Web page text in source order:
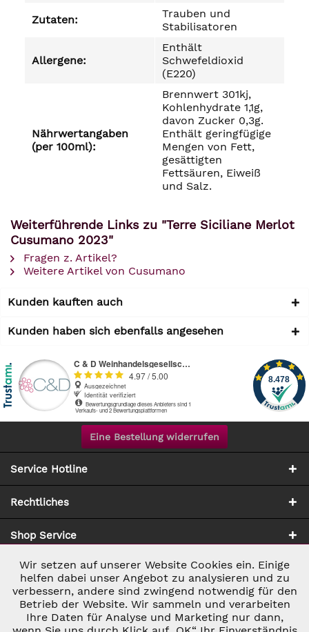
Zutaten:
Trauben und
Stabilisatoren
Allergene:
Enthält
Schwefeldioxid
(E220)
Nährwertangaben
(per 100ml):
Brennwert 301kj,
Kohlenhydrate 1,1g,
davon Zucker 0,3g.
Enthält geringfügige
Mengen von Fett,
gesättigten
Fettsäuren, Eiweiß
und Salz.
Weiterführende Links zu "Terre Siciliane Merlot
Cusumano 2023"
Fragen z. Artikel?
Weitere Artikel von Cusumano
Kunden kauften auch
Kunden haben sich ebenfalls angesehen
Eine Bestellung widerrufen
Service Hotline
Rechtliches
Shop Service
Zahlung & Versand
Notwendig Aktiv
Marketing Inaktiv
Wir setzen auf unserer Website Cookies ein. Einige
helfen dabei unser Angebot zu analysieren und zu
verbessern, andere sind zwingend notwendig für den
Betrieb der Website. Wir sammeln und verarbeiten
Ihre Daten für Analyse und Marketing nur dann,